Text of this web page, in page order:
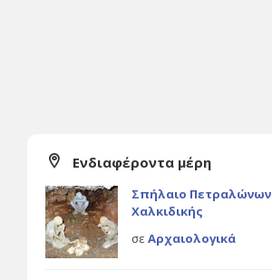
Ενδιαφέροντα μέρη
Σπήλαιο Πετραλώνων
Χαλκιδικής
σε Αρχαιολογικά